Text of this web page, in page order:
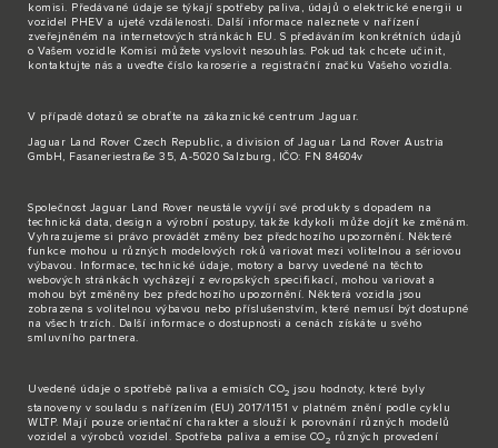
komisi. Předávané údaje se týkají spotřeby paliva, údajů o elektrické energii u
vozidel PHEV a ujeté vzdálenosti. Další informace naleznete v nařízení
zveřejněném na internetových stránkách EU. S předáváním konkrétních údajů
o Vašem vozidle Komisi můžete vyslovit nesouhlas. Pokud tak chcete učinit,
kontaktujte nás a uveďte číslo karoserie a registrační značku Vašeho vozidla.
V případě dotazů se obraťte na zákaznické centrum Jaguar.
Jaguar Land Rover Czech Republic, a division of Jaguar Land Rover Austria
GmbH, Fasaneriestraße 35, A-5020 Salzburg, IČO: FN 84604v
Společnost Jaguar Land Rover neustále vyvíjí své produkty s dopadem na
technická data, design a výrobní postupy, takže kdykoli může dojít ke změnám.
Vyhrazujeme si právo provádět změny bez předchozího upozornění. Některé
funkce mohou u různých modelových roků variovat mezi volitelnou a sériovou
výbavou. Informace, technické údaje, motory a barvy uvedené na těchto
webových stránkách vycházejí z evropských specifikací, mohou variovat a
mohou být změněny bez předchozího upozornění. Některá vozidla jsou
zobrazena s volitelnou výbavou nebo příslušenstvím, které nemusí být dostupné
na všech trzích. Další informace o dostupnosti a cenách získáte u svého
smluvního partnera.
Uvedené údaje o spotřebě paliva a emisích CO2 jsou hodnoty, které byly
stanoveny v souladu s nařízením (EU) 2017/1151 v platném znění podle cyklu
WLTP. Mají pouze orientační charakter a slouží k porovnání různých modelů
vozidel a výrobců vozidel. Spotřeba paliva a emise CO2
různých provedení